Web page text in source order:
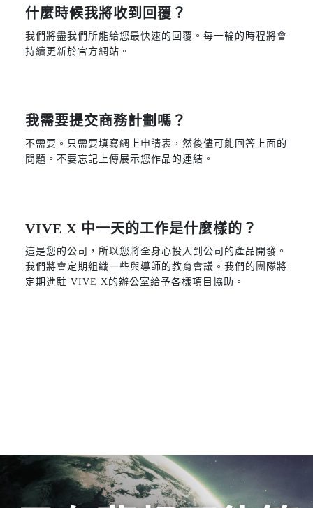
什麼時候我將收到回覆？
我們將盡我們所能給您最快速的回覆。每一輪的時程將會
持續更新於官方網站。
我需要提交商務計劃嗎？
不需要。只需要填寫網上申請表，然後儘可能回答上面的
問題。不要忘記上傳展示您作品的連結。
VIVE X 中一天的工作是什麼樣的？
這是您的公司，所以您將全身心投入到公司的產品開發。
我們將會定期組織一些與導師的教育會議。我們的團隊將
定期進駐 VIVE X的辦公室給予各樣項目協助。